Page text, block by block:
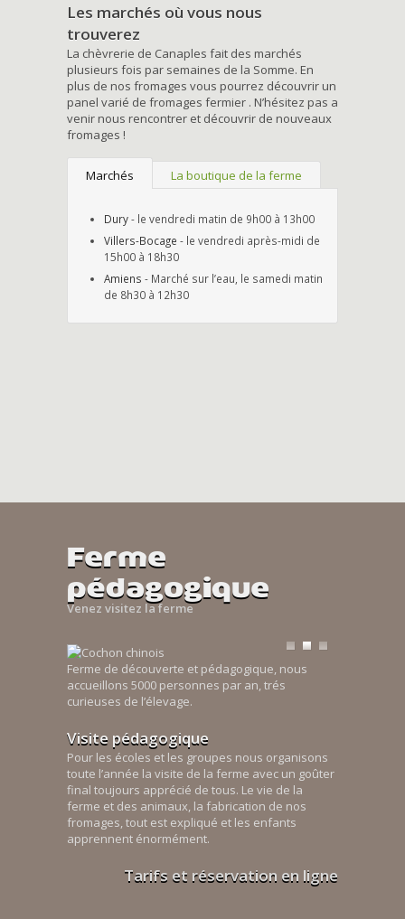
Les marchés où vous nous
trouverez
La chèvrerie de Canaples fait des marchés
plusieurs fois par semaines de la Somme. En
plus de nos fromages vous pourrez découvrir un
panel varié de fromages fermier . N’hésitez pas a
venir nous rencontrer et découvrir de nouveaux
fromages !
Marchés La boutique de la ferme
Dury- le vendredi matin de 9h00 à 13h00
Villers-Bocage - le vendredi après-midi de
15h00 à 18h30
Amiens - Marché sur l’eau, le samedi matin
de 8h30 à 12h30
Ferme
pédagogique
Venez visitez la ferme
Ferme de découverte et pédagogique, nous
accueillons 5000 personnes par an, trés
curieuses de l’élevage.
Visite pédagogique
Pour les écoles et les groupes nous organisons
toute l’année la visite de la ferme avec un goûter
final toujours apprécié de tous. Le vie de la
ferme et des animaux, la fabrication de nos
fromages, tout est expliqué et les enfants
apprennent énormément.
Tarifs et réservation en ligne